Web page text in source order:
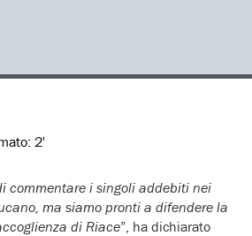
2'
commentare i singoli addebiti nei
ma siamo pronti a difendere la
di Riace”, ha dichiarato